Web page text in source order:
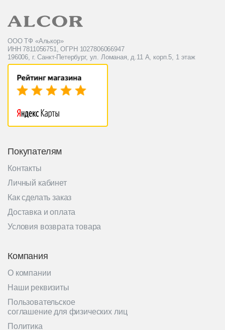
ООО ТФ «Алькор»
ИНН 7811056751, ОГРН 1027806066947
196006, г. Санкт-Петербург, ул. Ломаная, д.11 А, корп.5, 1 этаж
Покупателям
Контакты
Личный кабинет
Как сделать заказ
Доставка и оплата
Условия возврата товара
Компания
О компании
Наши реквизиты
Пользовательское
соглашение для физических лиц
Политика